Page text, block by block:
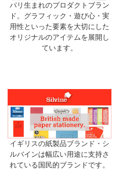
パリ生まれのプロダクトブラン
ド。グラフィック・遊び心・実
用性といった要素を大切にした
オリジナルのアイテムを展開し
ています。
イギリスの紙製品ブランド・シ
ルバインは幅広い用途に支持さ
れている国民的ブランドです。